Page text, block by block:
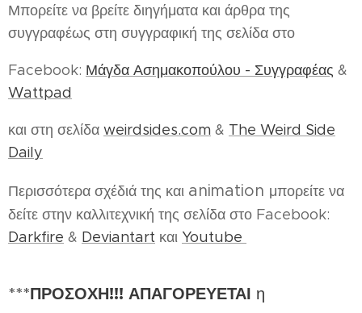
Μπορείτε να βρείτε διηγήματα και άρθρα της
συγγραφέως στη συγγραφική της σελίδα στο
Facebook: Μάγδα Ασημακοπούλου - Συγγραφέας &
Wattpad
και στη σελίδα weirdsides.com & The Weird Side
Daily
Περισσότερα σχέδιά της και animation μπορείτε να
δείτε στην καλλιτεχνική της σελίδα στο Facebook:
Darkfire & Deviantart και Youtube
***ΠΡΟΣΟΧΗ!!! ΑΠΑΓΟΡΕΥΕΤΑΙ η